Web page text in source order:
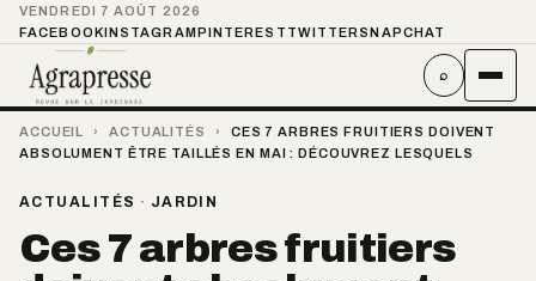
VENDREDI 7 AOÛT 2026
FACEBOOKINSTAGRAMPINTEREST TWITTER SNAPCHAT
⌕
ACCUEIL › ACTUALITÉS ›
CES 7 ARBRES FRUITIERS DOIVENT
ABSOLUMENT ÊTRE TAILLÉS EN MAI : DÉCOUVREZ LESQUELS
ACTUALITÉS · JARDIN
Ces 7 arbres fruitiers